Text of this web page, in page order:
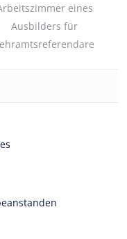
eines
Ausbilders für